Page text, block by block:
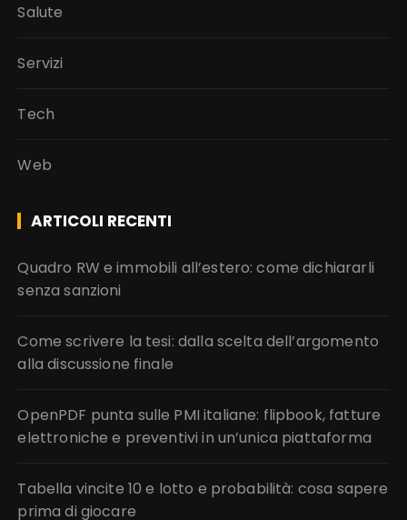
Salute
Servizi
Tech
Web
ARTICOLI RECENTI
Quadro RW e immobili all’estero: come dichiararli
senza sanzioni
Come scrivere la tesi: dalla scelta dell’argomento
alla discussione finale
OpenPDF punta sulle PMI italiane: flipbook, fatture
elettroniche e preventivi in un’unica piattaforma
Tabella vincite 10 e lotto e probabilità: cosa sapere
prima di giocare